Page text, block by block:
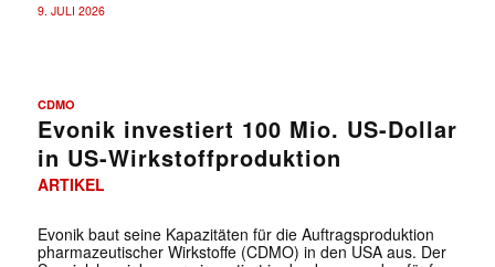
9. JULI 2026
CDMO
Evonik investiert 100 Mio. US-Dollar
in US-Wirkstoffproduktion
ARTIKEL
Evonik baut seine Kapazitäten für die Auftragsproduktion
pharmazeutischer Wirkstoffe (CDMO) in den USA aus. Der